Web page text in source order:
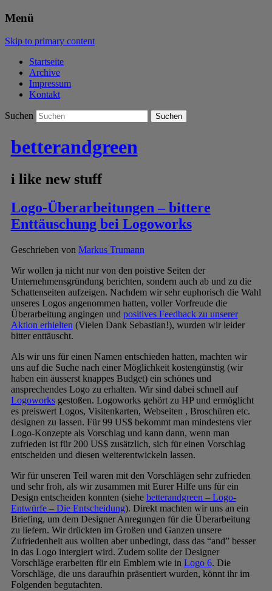
Menü
Skip to primary content
Startseite
Archive
Impressum
Kontakt
Suchen
betterandgreen
i like new stuff
Logo-Überarbeitungen – bittere
Enttäuschung bei Logoworks
Geschrieben von Markus Trumann
Wir wollen ja nicht nur von den poistive Seiten der
Unternehmensgründung berichten, sondern auch ab und zu die
Schattenseiten aufzeigen. Nachdem wir sehr euphorisch die Wahl
unseres Logos angenommen hatten, voller Vorfreude die
Überarbeitung angingen und positives Feedback zu unserer
Aktion erhielten (Vielen Dank Sebastian!), wurden wir leider
bitter enttäuscht.
Als wir uns für einen Namen entschieden hatten, machten wir
uns auf die Suche nach einer Möglichkeit kostengünstig (wir
haben ein äusserst knappes Budget) ein schönes und
ansprechendes Logo zu erhalten. Wir sind dabei schnell auf
Logoworksgestoßen. Logoworks gehört zu HP und ermöglicht
es preiswert Logos, Visitenkarten, Webseiten , Broschüren etc.
designen zu lassen. Für 99 US$ bekommt man mindestens vier
Logo-Konzepte als Vorschlag und kann dann, wenn man
zufrieden ist für 200 US$ zusätzlich, sich für einen Vorschlag
entscheiden und diesen weiterentwickeln lassen.
Wir für unseren Teil waren mit den Vorschlägen sehr zufrieden
und sehr froh, als wir zusammen mit Eurer Hilfe uns für ein
Design entscheiden konnten (siehe betterandgreen – Logo-
Entwürfe – Die Entscheidung). Direkt machten wir uns an ein
Briefing, um dem Designer Anregungen für die Überarbeitung
zu liefern. Wir drückten im Großen und Ganzen unsere
Zufriedenheit aus wollten aber unbedingt, dass das “and” besser
in das Logo intergiert wird. Zudem sollte der Designer
Vorschläge erarbeiten für ein Emblem wie in Logo 6. Die
Vorschläge, die uns daraufhin präsentiert wurden, könnt ihr im
Folgenden begutachten.